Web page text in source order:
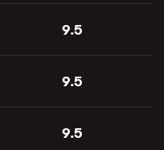
9.5
9.5
9.5